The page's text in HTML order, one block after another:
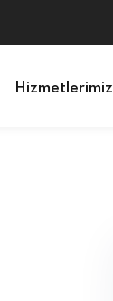
Hizmetlerimiz